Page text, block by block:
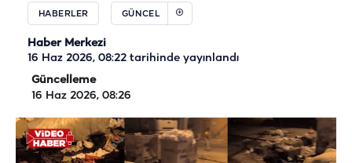
HABERLER GÜNCEL
Haber Merkezi
16 Haz 2026, 08:22 tarihinde yayınlandı
Güncelleme
16 Haz 2026, 08:26